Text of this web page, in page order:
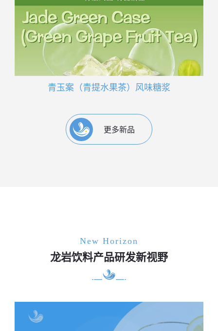
青玉案（青提水果茶）风味糖浆
更多新品
New Horizon
龙岩饮料产品研发新视野